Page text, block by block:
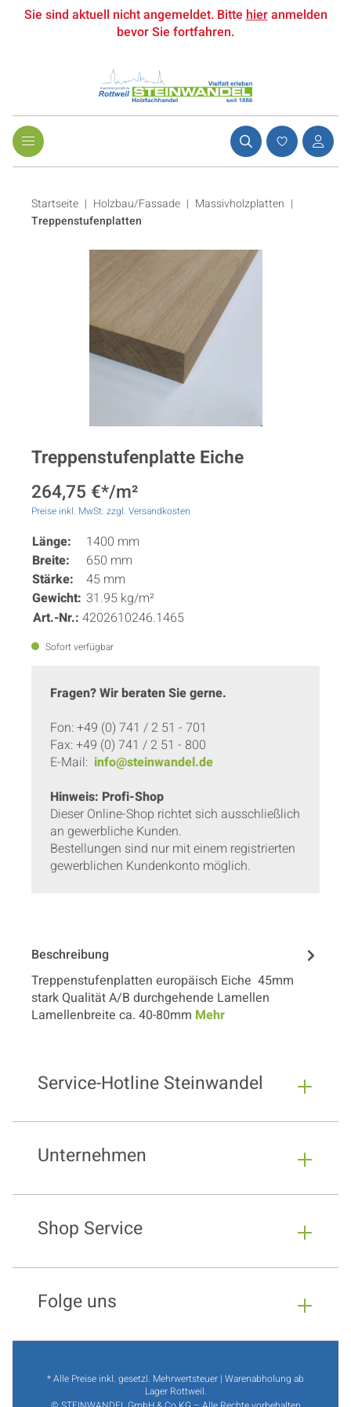
Sie sind aktuell nicht angemeldet. Bittehieranmelden
bevor Sie fortfahren.
Startseite Holzbau/Fassade | Massivholzplatten |
Treppenstufenplatten
Treppenstufenplatte Eiche
264,75 €*/m²
Preise inkl. MwSt. zzgl. Versandkosten
Länge:
1400 mm
Breite:
650 mm
Stärke:
45 mm
Gewicht: 31.95 kg/m²
Art.-Nr.: 4202610246.1465
Sofort verfügbar
Fragen? Wir beraten Sie gerne.
Fon: +49 (0) 741 / 2 51 - 701
Fax: +49 (0) 741 / 2 51 - 800
E-Mail: info@steinwandel.de
Hinweis: Profi-Shop
Dieser Online-Shop richtet sich ausschließlich
an gewerbliche Kunden.
Bestellungen sind nur mit einem registrierten
gewerblichen Kundenkonto möglich.
Beschreibung
Treppenstufenplatten europäisch Eiche 45mm
stark Qualität A/B durchgehende Lamellen
Lamellenbreite ca. 40-80mm Mehr
Service-Hotline Steinwandel
Unternehmen
Shop Service
Folge uns
* Alle Preise inkl. gesetzl. Mehrwertsteuer | Warenabholung ab
Lager Rottweil.